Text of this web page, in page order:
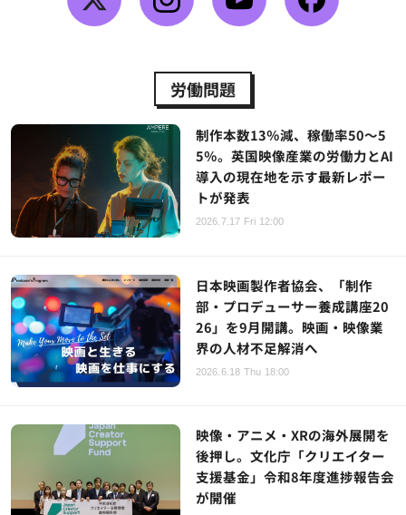
労働問題
制作本数13％減、稼働率50～5
5％。英国映像産業の労働力とAI
導入の現在地を示す最新レポー
トが発表
2026.7.17 Fri 12:00
日本映画製作者協会、「制作
部・プロデューサー養成講座20
26」を9月開講。映画・映像業
界の人材不足解消へ
2026.6.18 Thu 18:00
映像・アニメ・XRの海外展開を
後押し。文化庁「クリエイター
支援基金」令和8年度進捗報告会
が開催